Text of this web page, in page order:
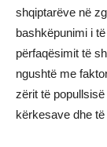
shqiptarëve në
bashkëpunimi i
përfaqësimit të
ngushtë me
zërit të
kërkesave dhe